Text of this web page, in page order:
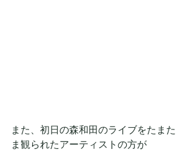
また、初日の森和田のライブをたまた
ま観られたアーティストの方が